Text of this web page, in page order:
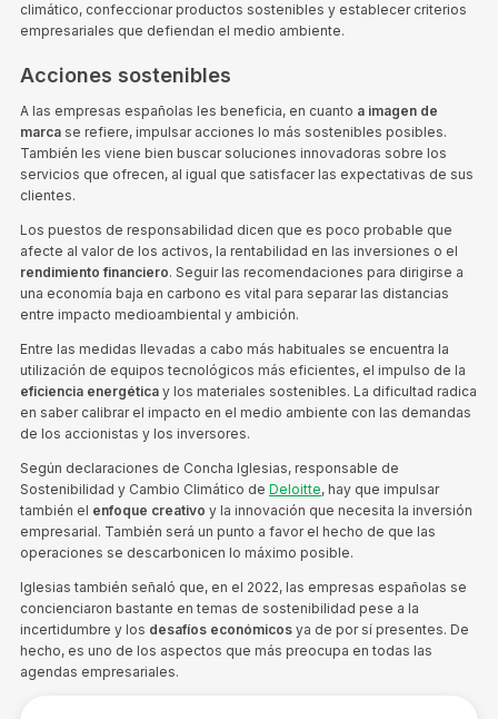
climático, confeccionar productos sostenibles y establecer criterios
empresariales que defiendan el medio ambiente.
Acciones sostenibles
A las empresas españolas les beneficia, en cuanto a imagen de
marca se refiere, impulsar acciones lo más sostenibles posibles.
También les viene bien buscar soluciones innovadoras sobre los
servicios que ofrecen, al igual que satisfacer las expectativas de sus
clientes.
Los puestos de responsabilidad dicen que es poco probable que
afecte al valor de los activos, la rentabilidad en las inversiones o el
rendimiento financiero. Seguir las recomendaciones para dirigirse a
una economía baja en carbono es vital para separar las distancias
entre impacto medioambiental y ambición.
Entre las medidas llevadas a cabo más habituales se encuentra la
utilización de equipos tecnológicos más eficientes, el impulso de la
eficiencia energética y los materiales sostenibles. La dificultad radica
en saber calibrar el impacto en el medio ambiente con las demandas
de los accionistas y los inversores.
Según declaraciones de Concha Iglesias, responsable de
Sostenibilidad y Cambio Climático de Deloitte, hay que impulsar
también el enfoque creativo y la innovación que necesita la inversión
empresarial. También será un punto a favor el hecho de que las
operaciones se descarbonicen lo máximo posible.
Iglesias también señaló que, en el 2022, las empresas españolas se
concienciaron bastante en temas de sostenibilidad pese a la
incertidumbre y los desafíos económicos ya de por sí presentes. De
hecho, es uno de los aspectos que más preocupa en todas las
agendas empresariales.